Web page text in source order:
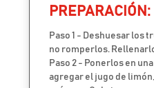
PREPARACIÓN:
Paso 1 - Deshuesar los
no romperlos.
Paso 2 - Ponerlos en
agregar el jugo de